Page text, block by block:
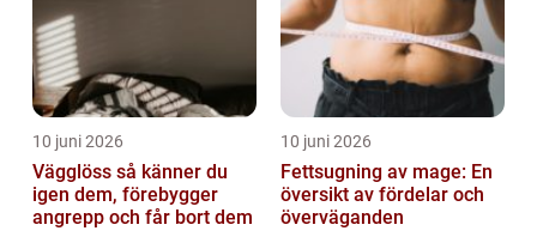
10 juni 2026
Vägglöss så känner du
igen dem, förebygger
angrepp och får bort dem
10 juni 2026
Fettsugning av mage: En
översikt av fördelar och
överväganden